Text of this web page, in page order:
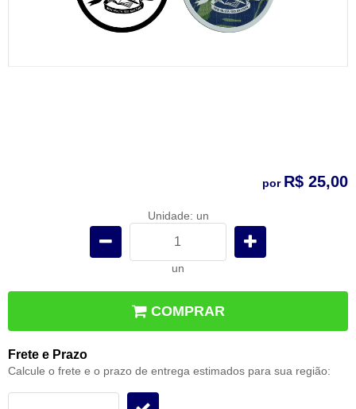
por R$ 25,00
Unidade: un
un
COMPRAR
Frete e Prazo
Calcule o frete e o prazo de entrega estimados para sua região: